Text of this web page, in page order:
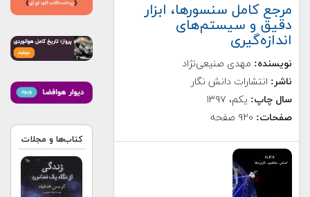
مرجع کامل سنسورها، ابزار
دقیق و سیستم‌های
اندازه‌گیری
نویسنده: مهدی صنیعی‌نژاد
ناشر: انتشارات دانش نگار
سال چاپ: یکم، ۱۳۹۷
صفحات:
کتاب‌ها و مجلات